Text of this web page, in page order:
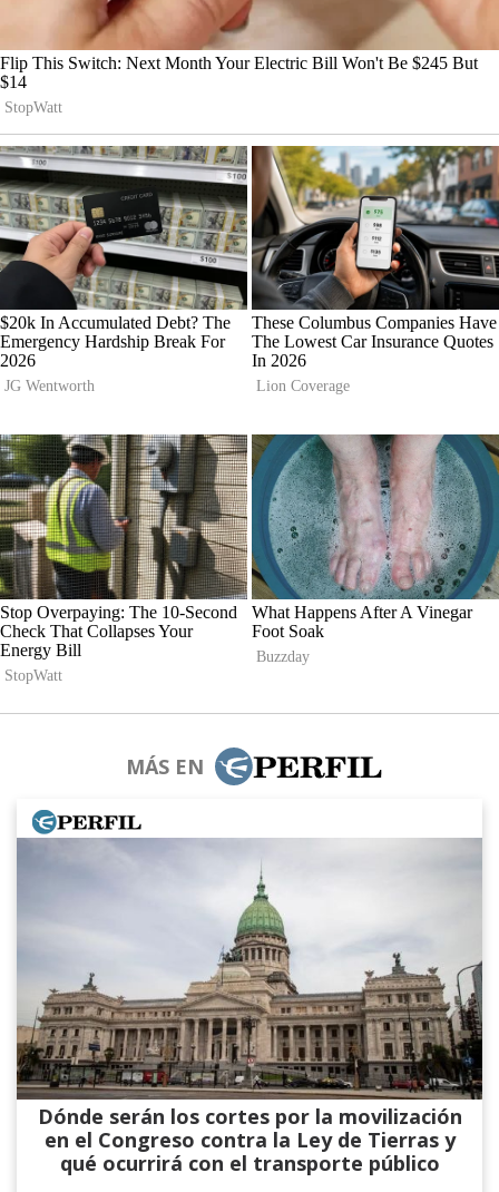
MÁS EN
Dónde serán los cortes por la movilización
en el Congreso contra la Ley de Tierras y
qué ocurrirá con el transporte público